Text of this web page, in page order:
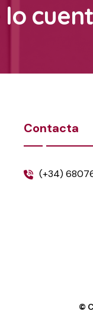
Contacta
(+34)
©